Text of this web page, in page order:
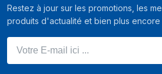
Restez à jour sur les promotions, les
produits d'actualité et bien plus encore